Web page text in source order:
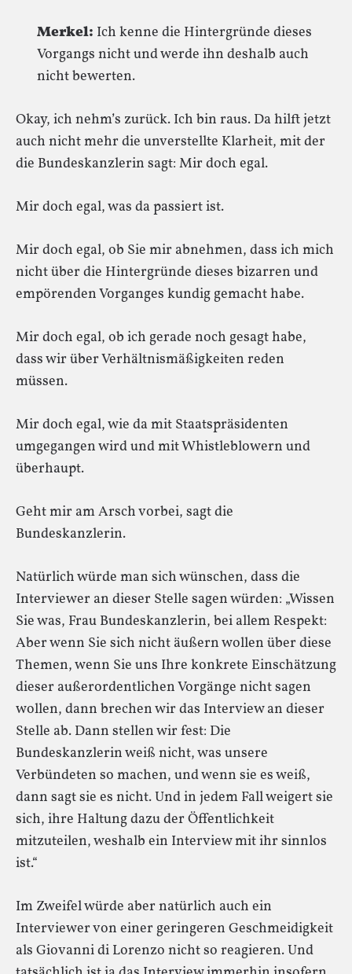
Merkel: Ich kenne die Hintergründe dieses
Vorgangs nicht und werde ihn deshalb auch
nicht bewerten.
Okay, ich nehm’s zurück. Ich bin raus. Da hilft jetzt
auch nicht mehr die unverstellte Klarheit, mit der
die Bundeskanzlerin sagt: Mir doch egal.
Mir doch egal, was da passiert ist.
Mir doch egal, ob Sie mir abnehmen, dass ich mich
nicht über die Hintergründe dieses bizarren und
empörenden Vorganges kundig gemacht habe.
Mir doch egal, ob ich gerade noch gesagt habe,
dass wir über Verhältnismäßigkeiten reden
müssen.
Mir doch egal, wie da mit Staatspräsidenten
umgegangen wird und mit Whistleblowern und
überhaupt.
Geht mir am Arsch vorbei, sagt die
Bundeskanzlerin.
Natürlich würde man sich wünschen, dass die
Interviewer an dieser Stelle sagen würden: „Wissen
Sie was, Frau Bundeskanzlerin, bei allem Respekt:
Aber wenn Sie sich nicht äußern wollen über diese
Themen, wenn Sie uns Ihre konkrete Einschätzung
dieser außerordentlichen Vorgänge nicht sagen
wollen, dann brechen wir das Interview an dieser
Stelle ab. Dann stellen wir fest: Die
Bundeskanzlerin weiß nicht, was unsere
Verbündeten so machen, und wenn sie es weiß,
dann sagt sie es nicht. Und in jedem Fall weigert sie
sich, ihre Haltung dazu der Öffentlichkeit
mitzuteilen, weshalb ein Interview mit ihr sinnlos
ist.“
Im Zweifel würde aber natürlich auch ein
Interviewer von einer geringeren Geschmeidigkeit
als Giovanni di Lorenzo nicht so reagieren. Und